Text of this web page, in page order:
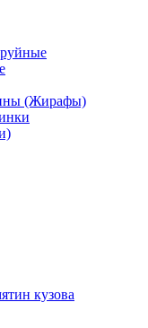
(Жирафы)
кузова